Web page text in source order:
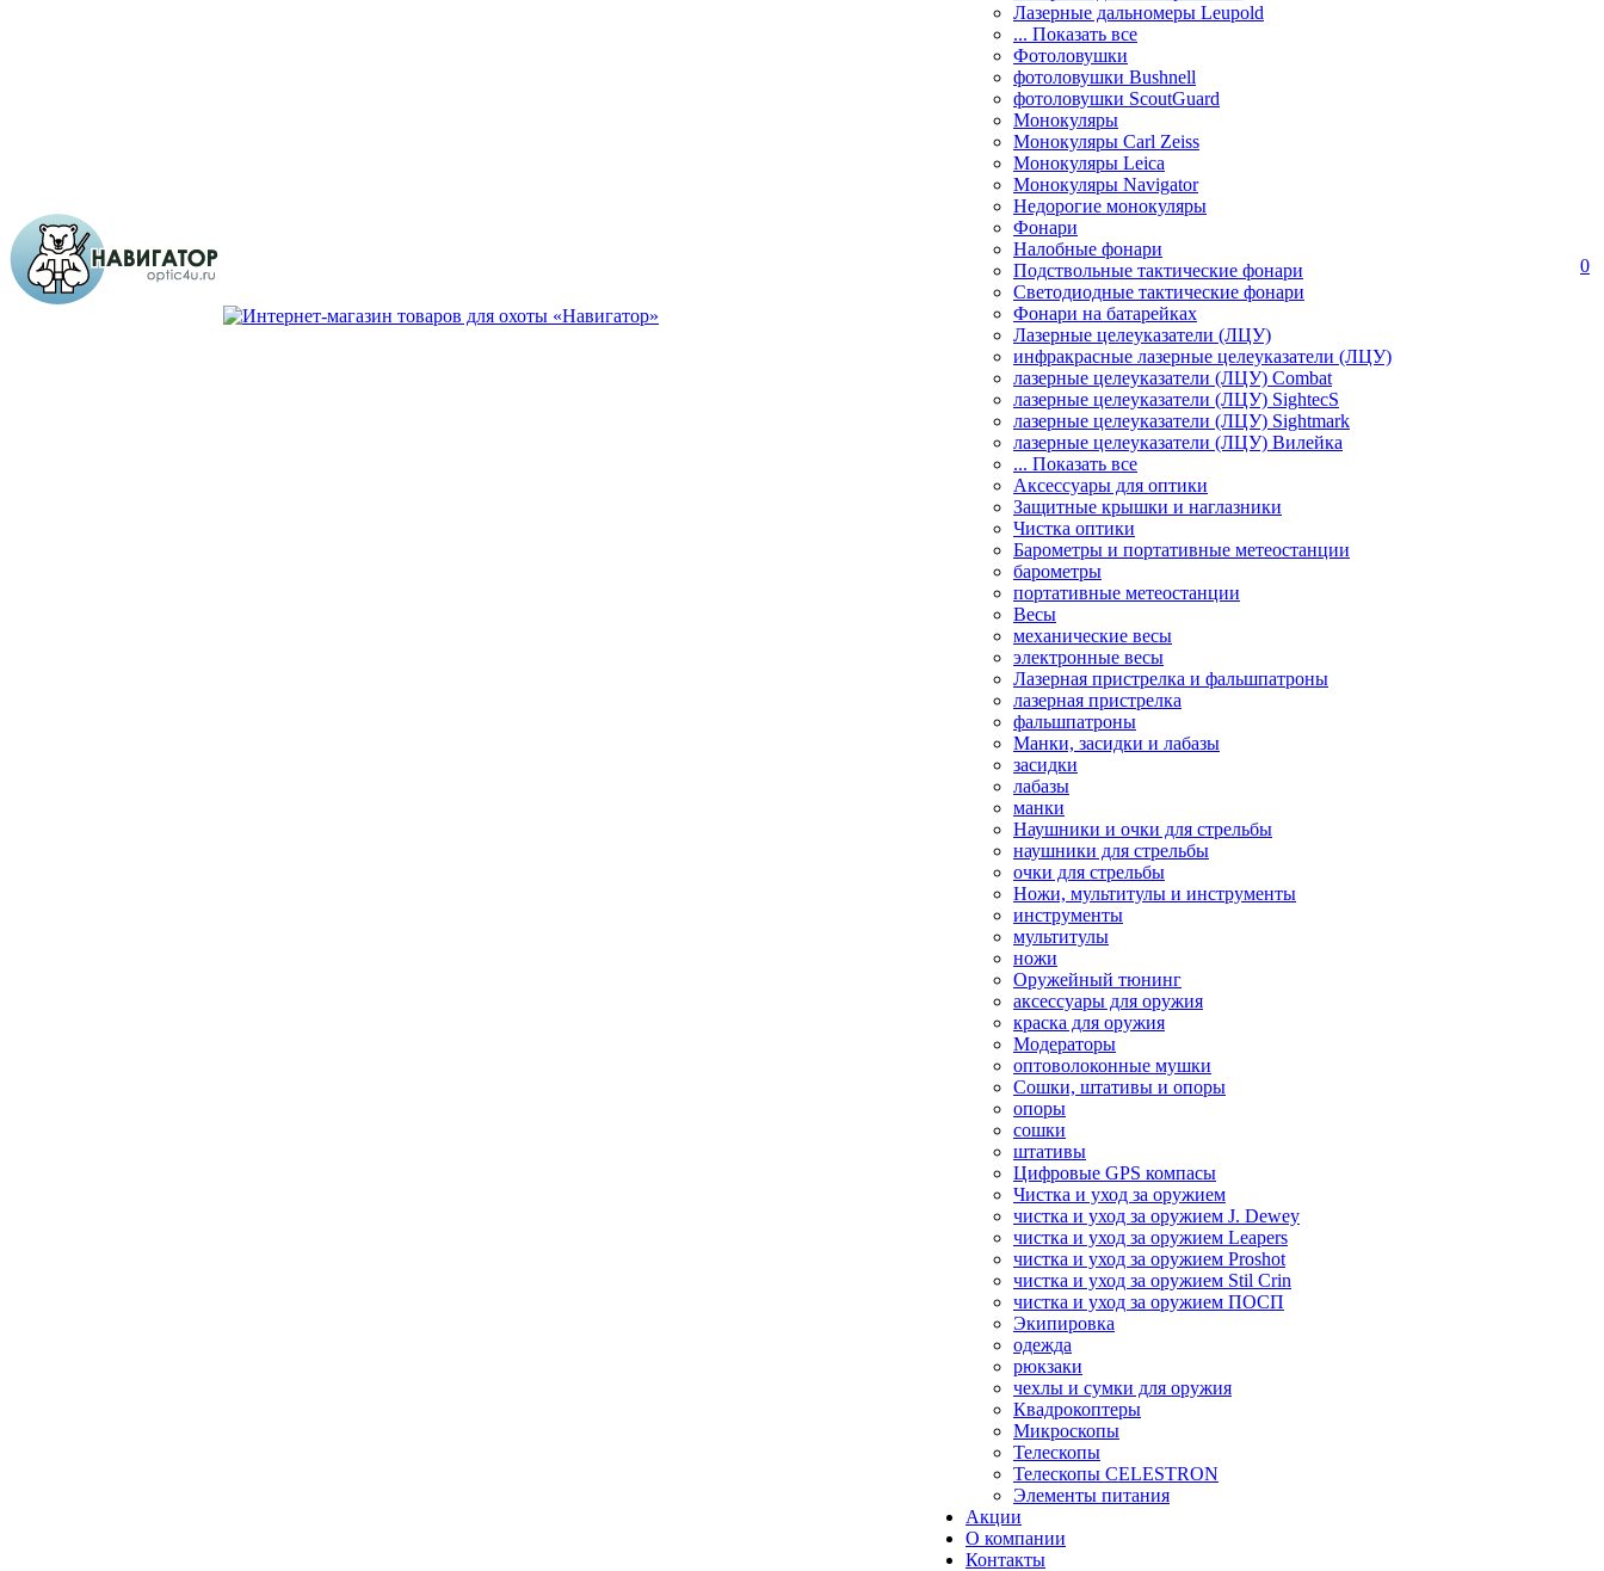
Лазерные дальномеры Leupold
... Показать все
Фотоловушки
фотоловушки Bushnell
фотоловушки ScoutGuard
Монокуляры
Монокуляры Carl Zeiss
Монокуляры Leica
Монокуляры Navigator
Недорогие монокуляры
Фонари
Налобные фонари
Подствольные тактические фонари
Светодиодные тактические фонари
Фонари на батарейках
Лазерные целеуказатели (ЛЦУ)
инфракрасные лазерные целеуказатели (ЛЦУ)
лазерные целеуказатели (ЛЦУ) Combat
лазерные целеуказатели (ЛЦУ) SightecS
лазерные целеуказатели (ЛЦУ) Sightmark
лазерные целеуказатели (ЛЦУ) Вилейка
... Показать все
Аксессуары для оптики
Защитные крышки и наглазники
Чистка оптики
Барометры и портативные метеостанции
барометры
портативные метеостанции
Весы
механические весы
электронные весы
Лазерная пристрелка и фальшпатроны
лазерная пристрелка
фальшпатроны
Манки, засидки и лабазы
засидки
лабазы
манки
Наушники и очки для стрельбы
наушники для стрельбы
очки для стрельбы
Ножи, мультитулы и инструменты
инструменты
мультитулы
ножи
Оружейный тюнинг
аксессуары для оружия
краска для оружия
Модераторы
оптоволоконные мушки
Сошки, штативы и опоры
опоры
сошки
штативы
Цифровые GPS компасы
Чистка и уход за оружием
чистка и уход за оружием J. Dewey
чистка и уход за оружием Leapers
чистка и уход за оружием Proshot
чистка и уход за оружием Stil Crin
чистка и уход за оружием ПОСП
Экипировка
одежда
рюкзаки
чехлы и сумки для оружия
Квадрокоптеры
Микроскопы
Телескопы
Телескопы CELESTRON
Элементы питания
Акции
О компании
Контакты
0